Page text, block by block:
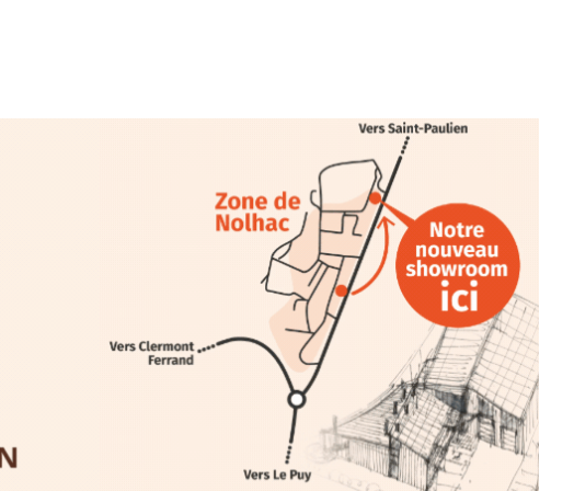
Programmée en off du festival d’Auzon, cette
raison de plus d’aller faire un tour dans la cité
médiévale du Brivadois cet été.
INTERVIEW
STRADA Bernard Turle, vous avez ouvert une